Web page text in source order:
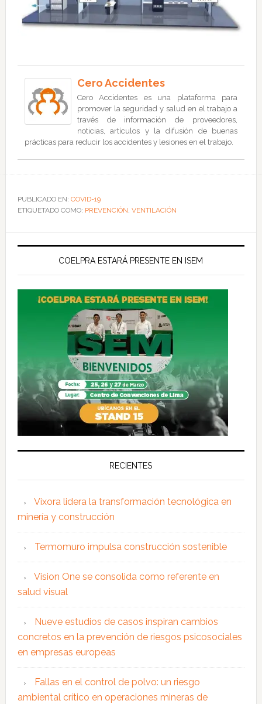
Cero Accidentes
Cero Accidentes es una plataforma para
promover la seguridad y salud en el trabajo a
través de información de proveedores,
noticias, artículos y la difusión de buenas
prácticas para reducir los accidentes y lesiones en el trabajo.
PUBLICADO EN: COVID-19
ETIQUETADO COMO: PREVENCIÓN, VENTILACIÓN
COELPRA ESTARÁ PRESENTE EN ISEM
RECIENTES
Vixora lidera la transformación tecnológica en
minería y construcción
Termomuro impulsa construcción sostenible
Vision One se consolida como referente en
salud visual
Nueve estudios de casos inspiran cambios
concretos en la prevención de riesgos psicosociales
en empresas europeas
Fallas en el control de polvo: un riesgo
ambiental crítico en operaciones mineras de